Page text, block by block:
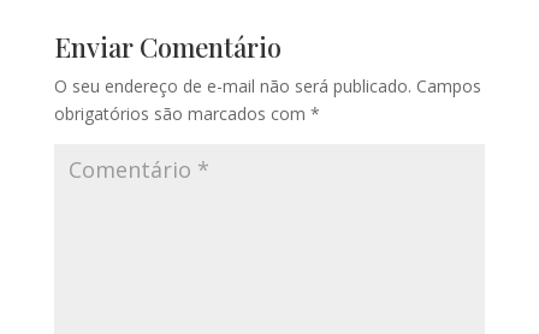
Enviar Comentário
O seu endereço de e-mail não será publicado. Campos
obrigatórios são marcados com *